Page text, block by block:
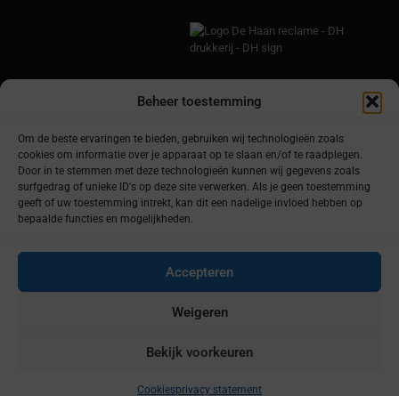
Beheer toestemming
Om de beste ervaringen te bieden, gebruiken wij technologieën zoals
cookies om informatie over je apparaat op te slaan en/of te raadplegen.
Door in te stemmen met deze technologieën kunnen wij gegevens zoals
surfgedrag of unieke ID's op deze site verwerken. Als je geen toestemming
geeft of uw toestemming intrekt, kan dit een nadelige invloed hebben op
bepaalde functies en mogelijkheden.
Accepteren
Weigeren
Bekijk voorkeuren
Cookiesprivacy statement
Wij werken op afspraak!
Voor een afspraak: e-mail:info@dehaanreclame.nl
of bel: 0413-273052
© De Haan reclame2026 | Alle rechten voorbehouden